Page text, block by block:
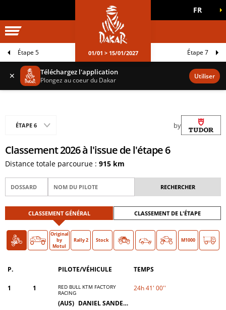
DAKAR
OFFICIELS FR
01/01 > 15/01/2027
Étape 5 Étape 7
✕ Téléchargez l'application
Plongez au coeur du Dakar Utiliser
Classement 2026 à l'issue de l'étape 6
Distance totale parcourue : 915 km
by
ÉTAPE 6
CLASSEMENT GÉNÉRAL CLASSEMENT DE L'ÉTAPE
Moto Auto
Original
by
Motul
O > Rally 2 Stock Classic M1000
P. PILOTE/VÉHICULE TEMPS
1 1
RED BULL KTM FACTORY
RACING
(AUS) DANIEL SANDERS
24h 41' 00''